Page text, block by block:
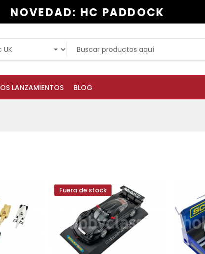
NOVEDAD: HC PADDOCK
LANZAMIENTOS BLOG
Fuera de stock